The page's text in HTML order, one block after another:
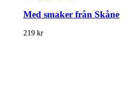
Med smaker från Skåne
219 kr